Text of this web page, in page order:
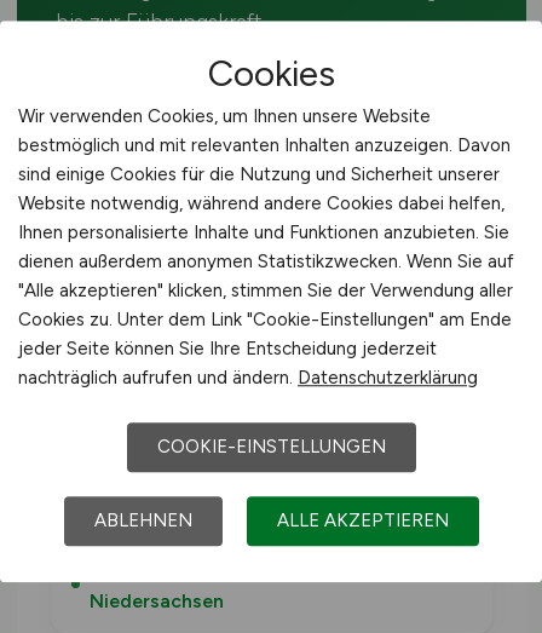
bis zur Führungskraft.
🔍 VERWANDTE SUCHEN
Weitere Jobs in der
Agrarwirtschaft
Alle Jobs in Ilsede
Vertriebsmitarbeiter Agrar
Niedersachsen
Cookies
Wir verwenden Cookies, um Ihnen unsere Website
bestmöglich und mit relevanten Inhalten anzuzeigen. Davon
sind einige Cookies für die Nutzung und Sicherheit unserer
Website notwendig, während andere Cookies dabei helfen,
Ihnen personalisierte Inhalte und Funktionen anzubieten. Sie
dienen außerdem anonymen Statistikzwecken. Wenn Sie auf
"Alle akzeptieren" klicken, stimmen Sie der Verwendung aller
Cookies zu. Unter dem Link "Cookie-Einstellungen" am Ende
jeder Seite können Sie Ihre Entscheidung jederzeit
nachträglich aufrufen und ändern. Datenschutzerklärung
COOKIE-EINSTELLUNGEN
ABLEHNEN ALLE AKZEPTIEREN